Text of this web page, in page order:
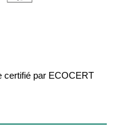
certifié par ECOCERT